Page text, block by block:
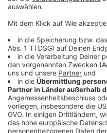
Fraktionsvorsitzende der
SPDam 17. September.
eure Fragen als
0251/289540 schicken.
Kandidatinnen dann stellen.
Anzeige